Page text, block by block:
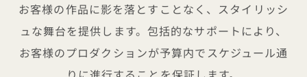
お客様の作品に影を落とすことなく、スタイリッシ
ュな舞台を提供します。包括的なサポートにより、
お客様のプロダクションが予算内でスケジュール通